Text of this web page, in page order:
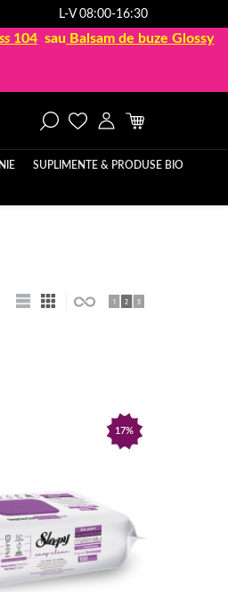
L-V 08:00-16:30
104 sau Balsam de buze Glossy
SUPLIMENTE & PRODUSE BIO
17%